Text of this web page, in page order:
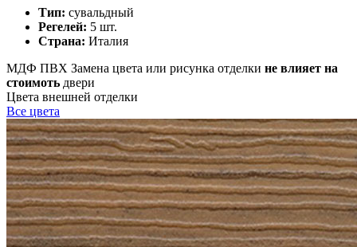
Тип: сувальдный
Регелей: 5 шт.
Страна: Италия
МДФ ПВХ Замена цвета или рисунка отделки не влияет на
стоимоть двери
Цвета внешней отделки
Все цвета